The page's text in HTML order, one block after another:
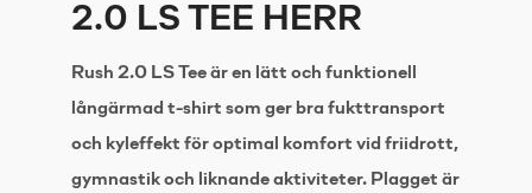
2.0 LS TEE HERR
Rush 2.0 LS Tee är en lätt och funktionell
långärmad t-shirt som ger bra fukttransport
och kyleffekt för optimal komfort vid friidrott,
gymnastik och liknande aktiviteter. Plagget är